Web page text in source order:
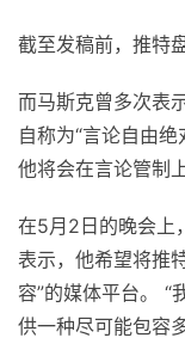
截至发稿前，推特
而马斯克曾多次表
自称为“言论自由
他将会在言论管制
在5月2日的晚会上
表示，他希望将推
容”的媒体平台。 “
供一种尽可能包容